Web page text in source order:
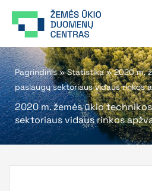
prie
Pagrindinis»Statistika»2020 m.
paslaugų sektoriaus vidaus rinkos
2020 m. žemės ūkio
sektoriaus vidaus rinkos